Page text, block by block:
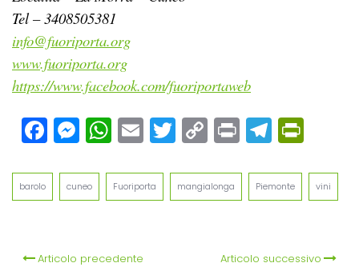
Tel – 3408505381
info@fuoriporta.org
www.fuoriporta.org
https://www.facebook.com/fuoriportaweb
Facebook
Messenger
WhatsApp
EmailTwitter
Copy
Link
Print
barolo cuneo Fuoriporta mangialonga Piemonte vini
Articolo precedente Articolo successivo